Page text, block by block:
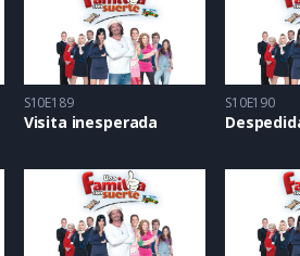
S10E189
Visita inesperada
S10E190